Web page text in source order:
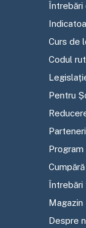
Întrebări
Curs de
Codul
Pentru
Parteneri
Cumpără
Magazin
Despre